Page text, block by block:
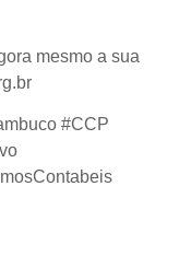
mesmo a sua
#CCP